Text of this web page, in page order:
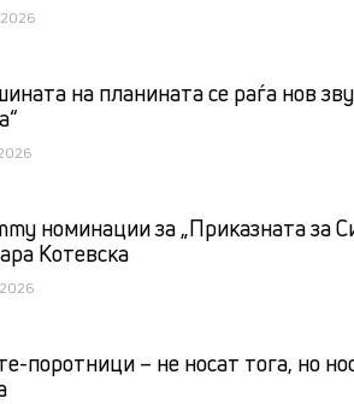
на планината се раѓа нов
номинации за „Приказната за
Котевска
поротници – не носат тога, но